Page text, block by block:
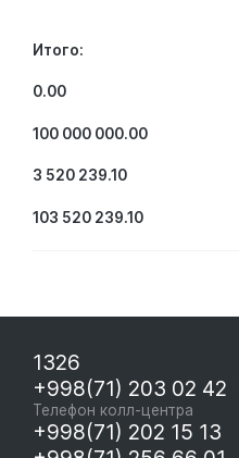
Итого:
0.00
100 000 000.00
3 520 239.10
103 520 239.10
1326
+998(71) 203 02 42
Телефон колл-центра
+998(71) 202 15 13